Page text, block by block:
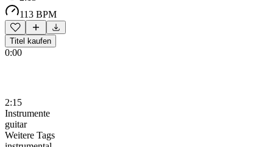
113 BPM
Titel kaufen
0:00
2:15
Instrumente
guitar
Weitere Tags